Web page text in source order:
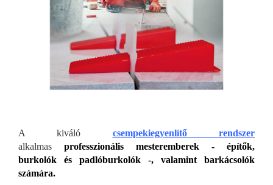
A kiváló csempekiegyenlítő rendszer
alkalmas professzionális mesteremberek - építők,
burkolók és padlóburkolók -, valamint barkácsolók
számára.